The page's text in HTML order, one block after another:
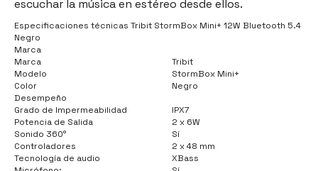
escuchar la música en estéreo desde ellos.
Especificaciones técnicas Tribit StormBox Mini+ 12W Bluetooth 5.4
Negro
Marca
Marca
Tribit
Modelo
StormBox Mini+
Color
Negro
Desempeño
Grado de Impermeabilidad
IPX7
Potencia de Salida
2 x 6W
Sonido 360°
Sí
Controladores
2 x 48 mm
Tecnología de audio
XBass